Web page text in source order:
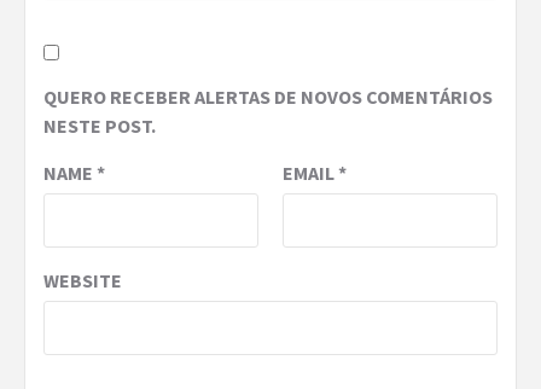
QUERO RECEBER ALERTAS DE NOVOS COMENTÁRIOS
NESTE POST.
NAME * EMAIL*
WEBSITE